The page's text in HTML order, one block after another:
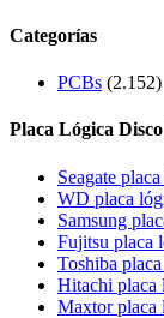
Categorías
PCBs (2.152)
Placa Lógica
Seagate
WD placa
Samsung
Fujitsu placa
Toshiba
Hitachi placa
Maxtor placa